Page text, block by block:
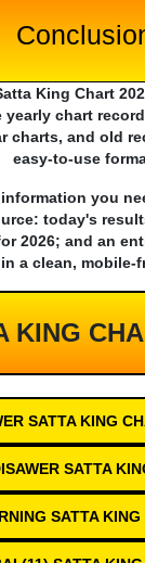
King Chart
yearly chart
charts, and old
easy-to-use
you
today's
2026; and an
a clean, mobile-
KING
SATTA KING
SATTA
SATTA